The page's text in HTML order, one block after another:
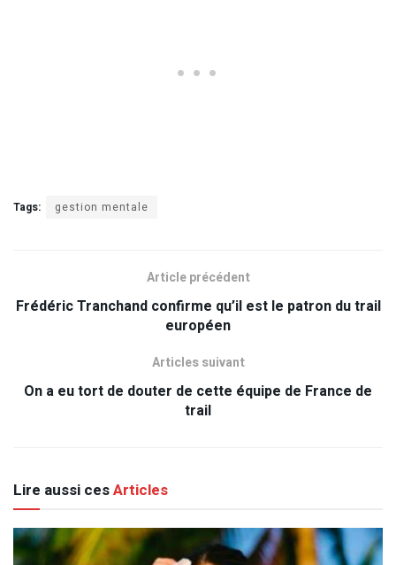
Tags: gestion mentale
Article précédent
Frédéric Tranchand confirme qu’il est le patron du trail
européen
Articles suivant
On a eu tort de douter de cette équipe de France de
trail
Lire aussi cesArticles